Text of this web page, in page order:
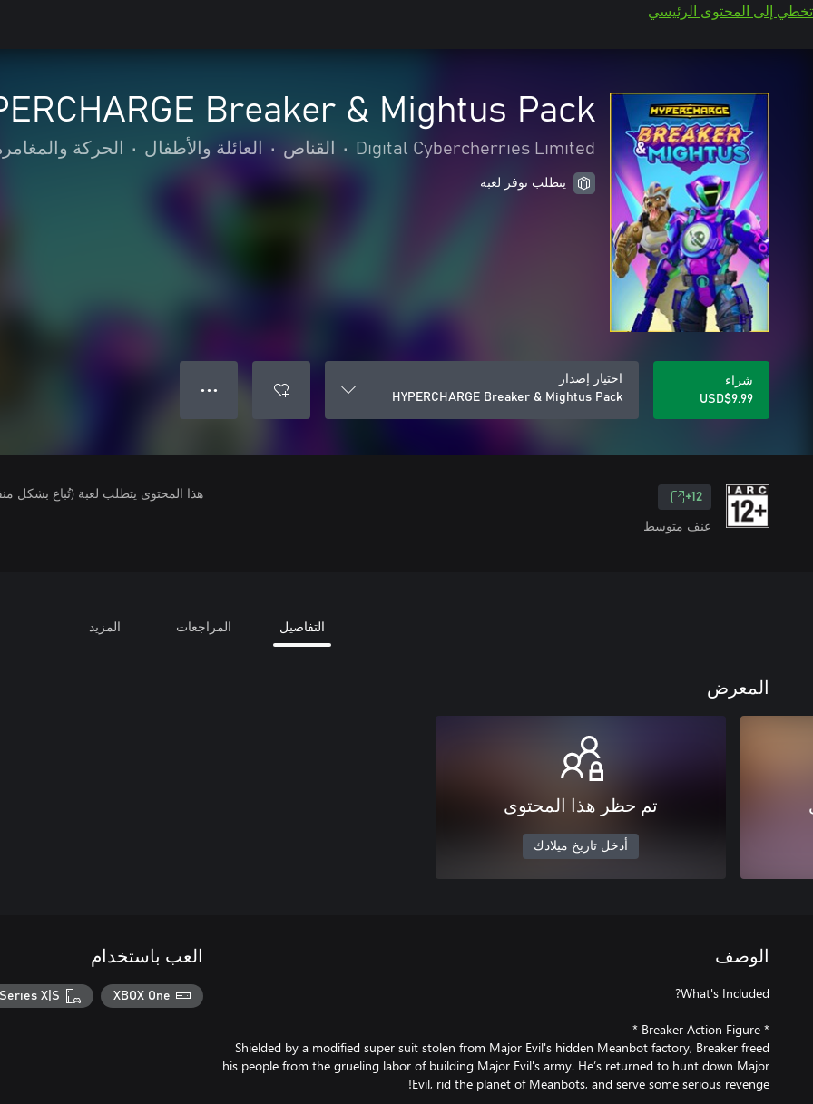
تخطي إلى المحتوى الرئيسي
Breaker & Mightus Pack
Digital Cybercherries Limited
• القناص • العائلة والأطفال • الحركة
يتطلب توفر لعبة
شراء
USD$9.99
اختيار إصدار
HYPERCHARGE Breaker & Mightus Pack
● ● ●
12+
عنف متوسط
هذا المحتوى يتطلب لعبة (تُباع بشكل
التفاصيل المراجعات المزيد
المعرض
تم حظر هذا المحتوى
أدخل تاريخ ميلادك
الوصف
Shielded by a modified super suit stolen from Major Evil's hidden Meanbot factory, Breaker freed
his people from the grueling labor of building Major Evil's army. He’s returned to hunt down Major
العب باستخدام
XBOX One
X|S